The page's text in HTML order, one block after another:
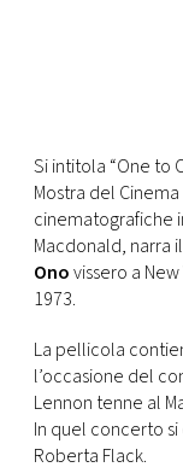
FOTO
CONCORSI
EVENTI
VIDEO
TV
Si intitola “One to
Mostra del
cinematografiche
Macdonald, narra
Onovissero a
1973.
La pellicola
l’occasione del
Lennon tenne al
In quel concerto
Roberta Flack.